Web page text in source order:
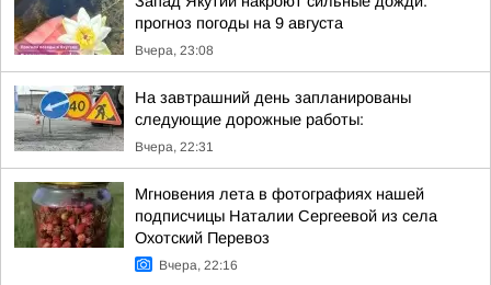
прогноз погоды на 9 августа
Вчера, 23:08
На завтрашний день запланированы
следующие дорожные работы:
Вчера, 22:31
Мгновения лета в фотографиях нашей
подписчицы Наталии Сергеевой из села
Охотский Перевоз
Вчера, 22:16